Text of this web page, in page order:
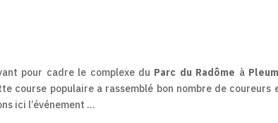
pour cadre le complexe du Parc du Radôme à
course populaire a rassemblé bon nombre de coureurs
ici l’événement …